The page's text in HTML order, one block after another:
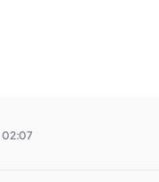
02:07